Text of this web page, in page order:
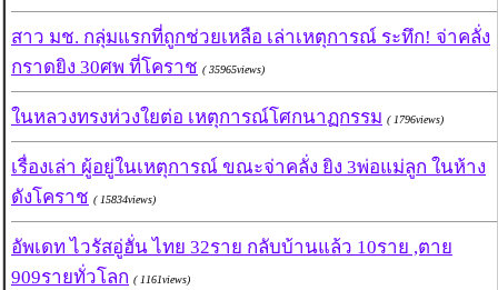
สาว มช. กลุ่มแรกที่ถูกช่วยเหลือ เล่าเหตุการณ์ ระทึก! จ่าคลั่ง
กราดยิง 30ศพ ที่โคราช ( 35965views)
ในหลวงทรงห่วงใยต่อ เหตุการณ์โศกนาฏกรรม ( 1796views)
เรื่องเล่า ผู้อยู่ในเหตุการณ์ ขณะจ่าคลั่ง ยิง 3พ่อแม่ลูก ในห้าง
ดังโคราช ( 15834views)
อัพเดท ไวรัสอู่ฮั่น ไทย 32ราย กลับบ้านแล้ว 10ราย ,ตาย
909รายทั่วโลก ( 1161views)